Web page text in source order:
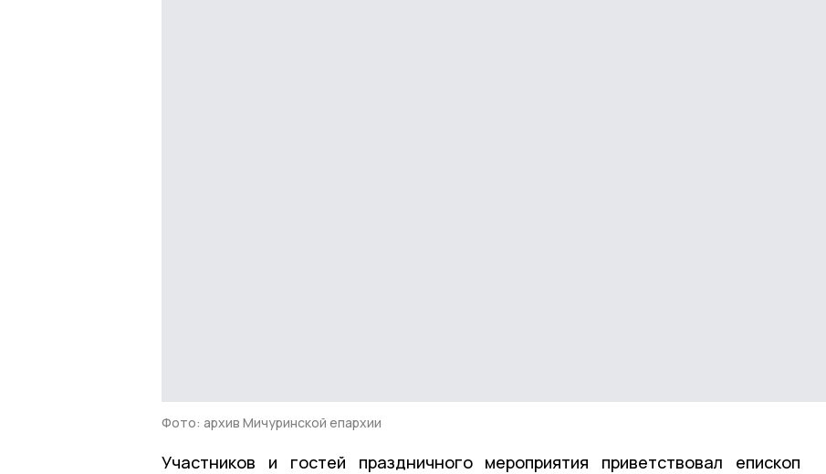
Фото: архив Мичуринской епархии
Участников и гостей праздничного мероприятия приветствовал епископ